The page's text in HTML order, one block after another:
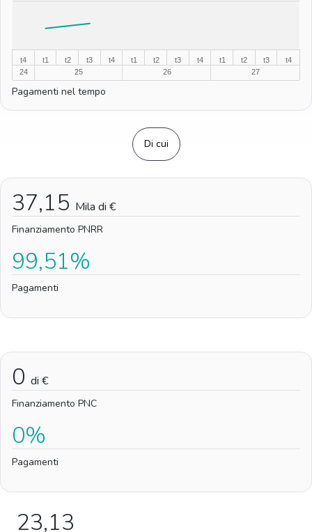
t4
24
t1
25
t2 t3 t4
t1
26
t2 t3 t4
t1
27
t2 t3 t4
Pagamenti nel tempo
Di cui
37,15 Mila di €
Finanziamento PNRR
99,51%
Pagamenti
0 di €
Finanziamento PNC
0%
Pagamenti
23,13